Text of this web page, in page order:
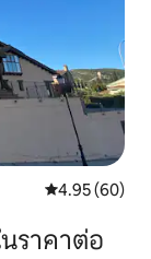
คะแนนเฉลี่ย
4.95 (60)
ราคาต่อ